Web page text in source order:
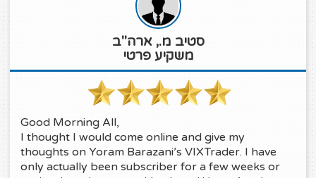
סטיב מ., ארה"ב
משקיע פרטי
Good Morning All,
I thought I would come online and give my
thoughts on Yoram Barazani’s VIXTrader. I have
only actually been subscriber for a few weeks or